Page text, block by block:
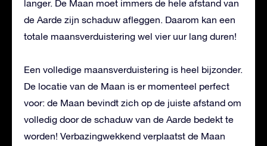
langer. De Maan moet immers de hele afstand van
de Aarde zijn schaduw afleggen. Daarom kan een
totale maansverduistering wel vier uur lang duren!
Een volledige maansverduistering is heel bijzonder.
De locatie van de Maan is er momenteel perfect
voor: de Maan bevindt zich op de juiste afstand om
volledig door de schaduw van de Aarde bedekt te
worden! Verbazingwekkend verplaatst de Maan